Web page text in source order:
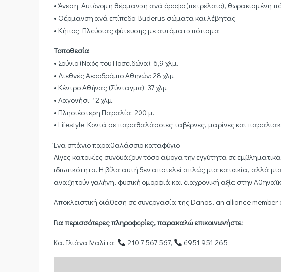
• Άνεση: Αυτόνομη θέρμανση ανά όροφο (πετρέλαιο), θωρακισμένη
• Θέρμανση ανά επίπεδο: Buderus σώματα και λέβητας
• Κήπος: Πλούσιας φύτευσης με αυτόματο πότισμα
Τοποθεσία
• Σούνιο (Ναός του Ποσειδώνα): 6,9 χλμ.
• Διεθνές Αεροδρόμιο Αθηνών: 28 χλμ.
• Κέντρο Αθήνας (Σύνταγμα): 37 χλμ.
• Λαγονήσι: 12 χλμ.
• Πλησιέστερη Παραλία: 200 μ.
• Lifestyle: Κοντά σε παραθαλάσσιες ταβέρνες, μαρίνες και
Ένα σπάνιο παραθαλάσσιο καταφύγιο
Λίγες κατοικίες συνδυάζουν τόσο άψογα την εγγύτητα σε
ιδιωτικότητα. Η βίλα αυτή δεν αποτελεί απλώς μια κατοικία,
αναζητούν γαλήνη, φυσική ομορφιά και διαχρονική αξία στην
Αποκλειστική διάθεση σε συνεργασία της Danos, an alliance member
Για περισσότερες πληροφορίες, παρακαλώ επικοινωνήστε:
Κα. Ιλιάνα Μαλίτα: 210 7 567 567, 6951 951 265